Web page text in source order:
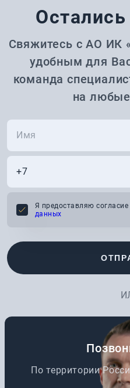
Свяжитесь с АО ИК
удобным для
команда
на
Я предоставляю
данных
По территории